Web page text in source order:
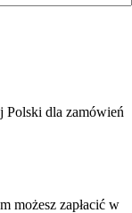
Polski dla zamówień
możesz zapłacić w